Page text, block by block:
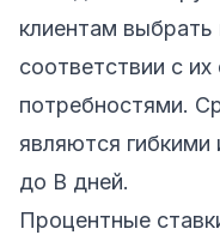
клиентам
соответствии с
потребностями.
являются гибкими
до B дней.
Процентные